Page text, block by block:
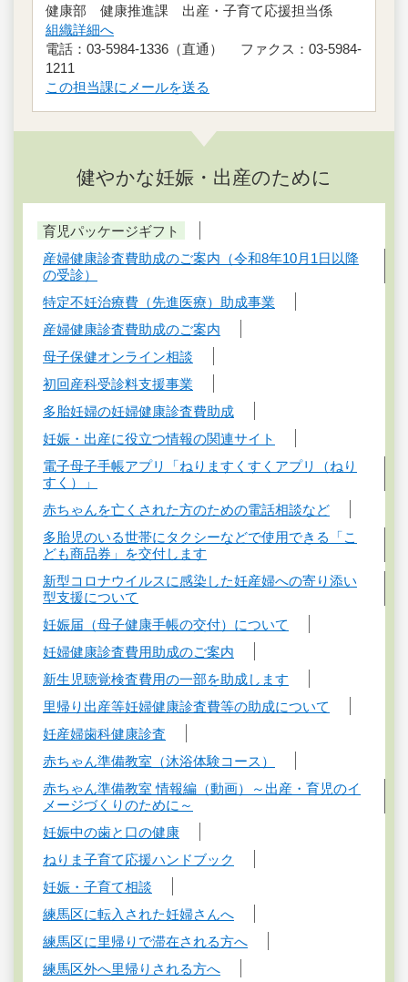
健康部 健康推進課 出産・子育て応援担当係
組織詳細へ
電話：03-5984-1336（直通） ファクス：03-5984-
1211
この担当課にメールを送る
健やかな妊娠・出産のために
育児パッケージギフト
産婦健康診査費助成のご案内（令和8年10月1日以降
の受診）
特定不妊治療費（先進医療）助成事業
産婦健康診査費助成のご案内
母子保健オンライン相談
初回産科受診料支援事業
多胎妊婦の妊婦健康診査費助成
妊娠・出産に役立つ情報の関連サイト
電子母子手帳アプリ「ねりますくすくアプリ（ねり
すく）」
赤ちゃんを亡くされた方のための電話相談など
多胎児のいる世帯にタクシーなどで使用できる「こ
ども商品券」を交付します
新型コロナウイルスに感染した妊産婦への寄り添い
型支援について
妊娠届（母子健康手帳の交付）について
妊婦健康診査費用助成のご案内
新生児聴覚検査費用の一部を助成します
里帰り出産等妊婦健康診査費等の助成について
妊産婦歯科健康診査
赤ちゃん準備教室（沐浴体験コース）
赤ちゃん準備教室 情報編（動画）～出産・育児のイ
メージづくりのために～
妊娠中の歯と口の健康
ねりま子育て応援ハンドブック
妊娠・子育て相談
練馬区に転入された妊婦さんへ
練馬区に里帰りで滞在される方へ
練馬区外へ里帰りされる方へ